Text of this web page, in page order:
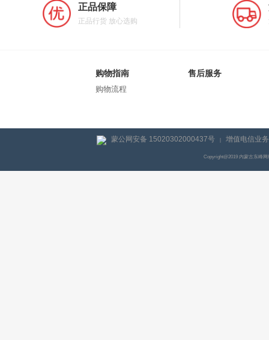
正品保障
正品行货 放心选购
购物指南
购物流程
售后服务
蒙公网安备 15020302000437号 | 增值电信业
Copyright@2019 内蒙古东峰